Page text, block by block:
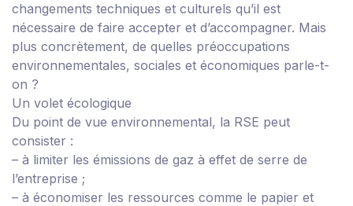
changements techniques et culturels qu’il est
nécessaire de faire accepter et d’accompagner. Mais
plus concrètement, de quelles préoccupations
environnementales, sociales et économiques parle-t-
on ?
Un volet écologique
Du point de vue environnemental, la RSE peut
consister :
– à limiter les émissions de gaz à effet de serre de
l’entreprise ;
– à économiser les ressources comme le papier et